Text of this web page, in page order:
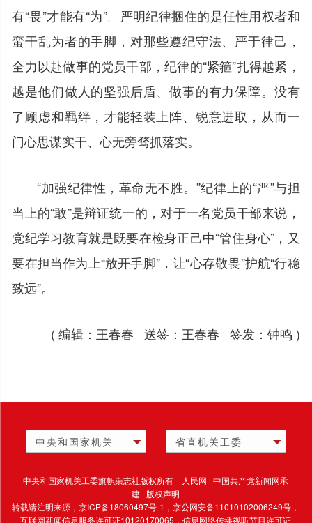
有“畏”才能有“为”。严明纪律捆住的是任性用权者和
蛮干乱为者的手脚，对那些遵纪守法、严于律己，
全力以赴做事的党员干部，纪律的“紧箍”扎得越紧，
越是他们做人的坚强后盾、做事的有力保障。没有
了顾虑和羁绊，才能轻装上阵、锐意进取，从而一
门心思谋实干、心无旁骛抓落实。
“加强纪律性，革命无不胜。”纪律上的“严”与担
当上的“敢”是辩证统一的，对于一名党员干部来说，
党纪学习教育就是既要在检身正己中“管住身心”，又
要在担当作为上“放开手脚”，让“心存敬畏”护航“行稳
致远”。
( 编辑：王春春 送签：王春春 签发：钟鸣 )
中央和国家机关 省直机关工委
中央和国家机关工委旗帜杂志社版权所有 人民网 中国共产党新闻网承
建 版权声明
转载请注明来源，京ICP备18060497号-1 ，京公网安备11010102006249号，
互联网新闻信息服务许可证10120170065，信息网络传播视听节目许可证